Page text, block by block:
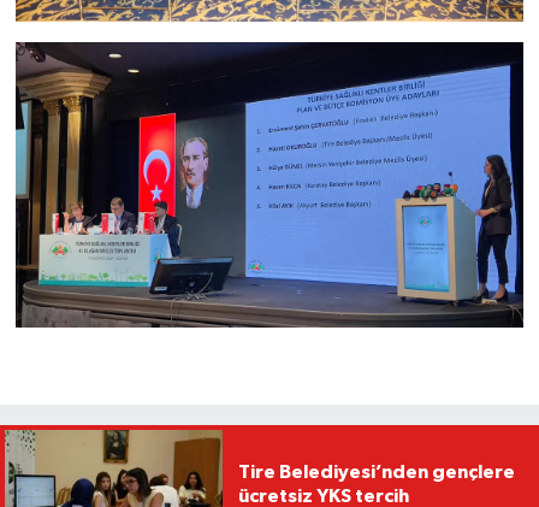
Tire Belediyesi’nden gençlere
ücretsiz YKS tercih